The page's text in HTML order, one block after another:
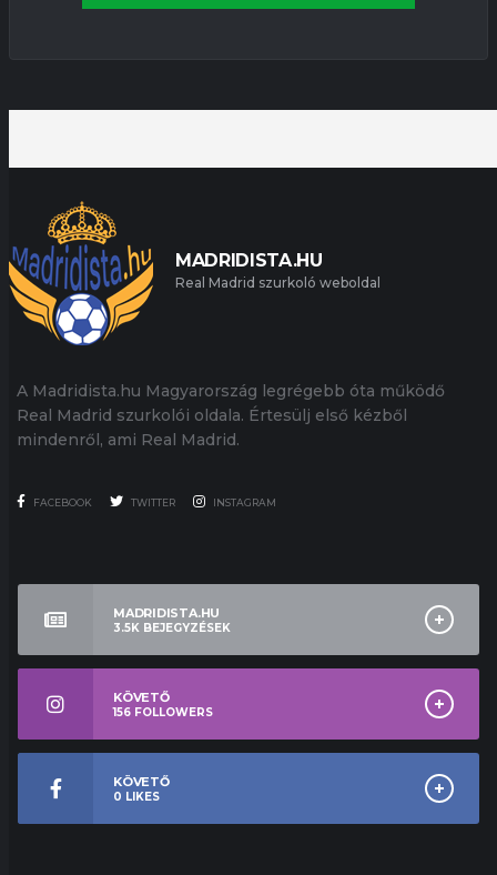
MADRIDISTA.HU
Real Madrid szurkoló weboldal
A Madridista.hu Magyarország legrégebb óta működő
Real Madrid szurkolói oldala. Értesülj első kézből
mindenről, ami Real Madrid.
FACEBOOK TWITTER INSTAGRAM
MADRIDISTA.HU
3.5K BEJEGYZÉSEK
KÖVETŐ
156 FOLLOWERS
KÖVETŐ
0 LIKES